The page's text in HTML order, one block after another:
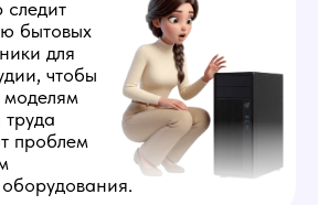
работы
будет
вещи для
студии:
и бытовые
вести
плану,
к деталям
рабочего